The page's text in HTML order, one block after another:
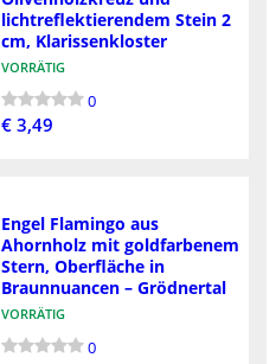
lichtreflektierendem Stein 2
cm, Klarissenkloster
VORRÄTIG
0
€ 3,49
Engel Flamingo aus
Ahornholz mit goldfarbenem
Stern, Oberfläche in
Braunnuancen – Grödnertal
VORRÄTIG
0